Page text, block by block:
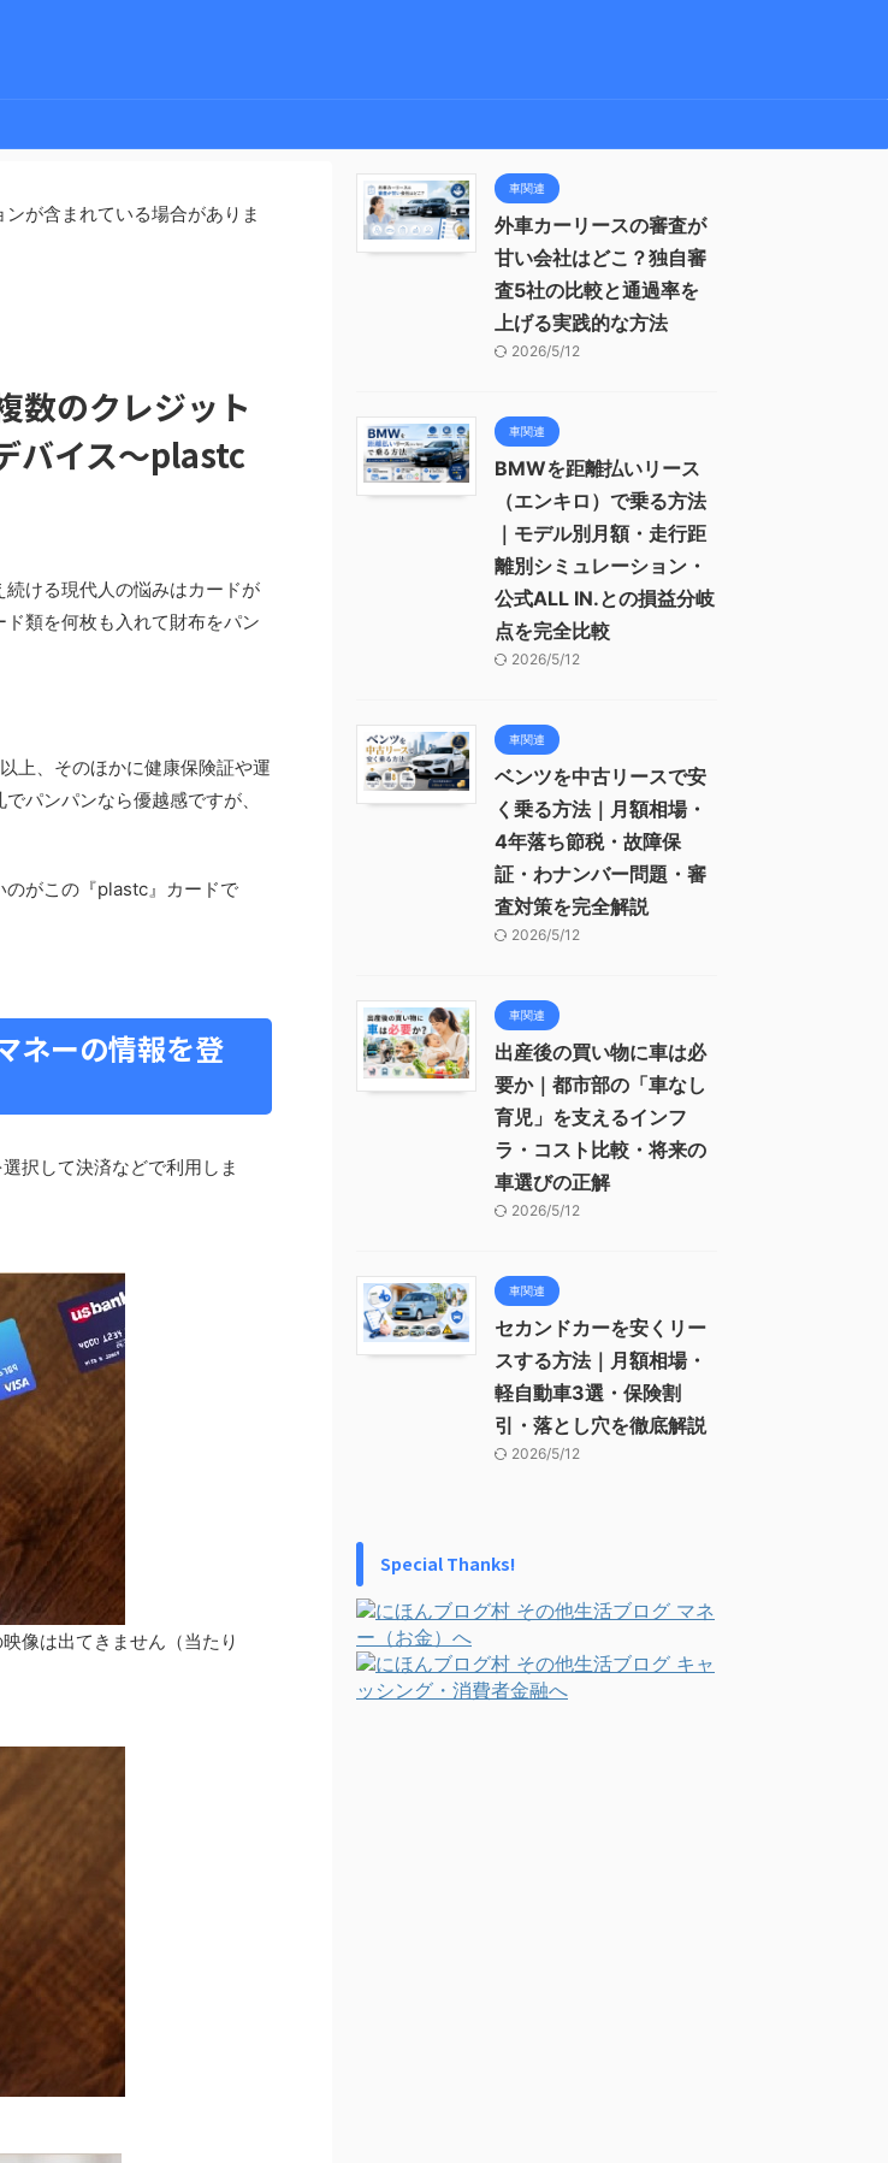
が含まれている場合がありま
数のクレジット
バイス～plastc
ける現代人の悩みはカードが
類を何枚も入れて財布をパン
上、そのほかに健康保険証や運
パンパンなら優越感ですが、
のがこの『plastc』カードで
ネーの情報を登
択して決済などで利用しま
像は出てきません（当たり
車関連
外車カーリースの審査が
甘い会社はどこ？独自審
査5社の比較と通過率を
上げる実践的な方法
2026/5/12
車関連
BMWを距離払いリース
（エンキロ）で乗る方法
｜モデル別月額・走行距
離別シミュレーション・
公式ALL IN.との損益分岐
点を完全比較
2026/5/12
車関連
ベンツを中古リースで安
く乗る方法｜月額相場・
4年落ち節税・故障保
証・わナンバー問題・審
査対策を完全解説
2026/5/12
車関連
出産後の買い物に車は必
要か｜都市部の「車なし
育児」を支えるインフ
ラ・コスト比較・将来の
車選びの正解
2026/5/12
車関連
セカンドカーを安くリー
スする方法｜月額相場・
軽自動車3選・保険割
引・落とし穴を徹底解説
2026/5/12
Special Thanks!